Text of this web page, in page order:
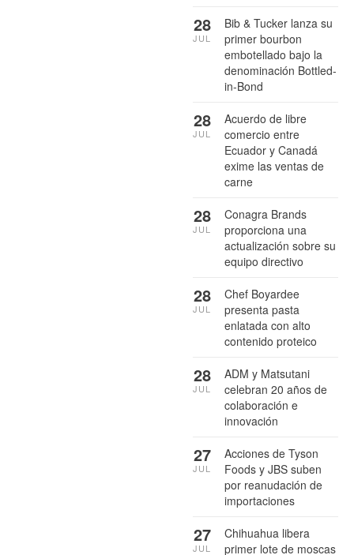
Bib & Tucker lanza su
primer bourbon
embotellado bajo la
denominación Bottled-
in-Bond
28
JUL
Acuerdo de libre
comercio entre
Ecuador y Canadá
exime las ventas de
carne
28
JUL
Conagra Brands
proporciona una
actualización sobre su
equipo directivo
28
JUL
Chef Boyardee
presenta pasta
enlatada con alto
contenido proteico
28
JUL
ADM y Matsutani
celebran 20 años de
colaboración e
innovación
28
JUL
Acciones de Tyson
Foods y JBS suben
por reanudación de
importaciones
27
JUL
Chihuahua libera
primer lote de moscas
27
JUL